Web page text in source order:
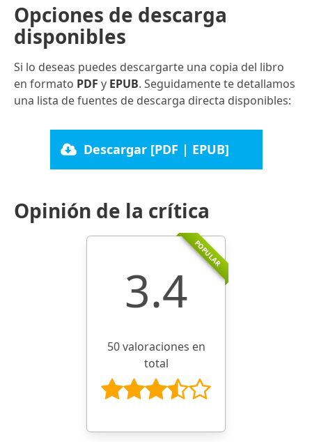
Opciones de descarga
disponibles
Si lo deseas puedes descargarte una copia del libro
en formato PDF y EPUB. Seguidamente te detallamos
una lista de fuentes de descarga directa disponibles:
Descargar [PDF | EPUB]
Opinión de la crítica
POPULAR
3.4
50 valoraciones en
total